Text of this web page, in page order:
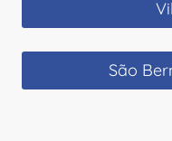
São